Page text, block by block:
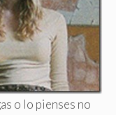
o lo pienses no